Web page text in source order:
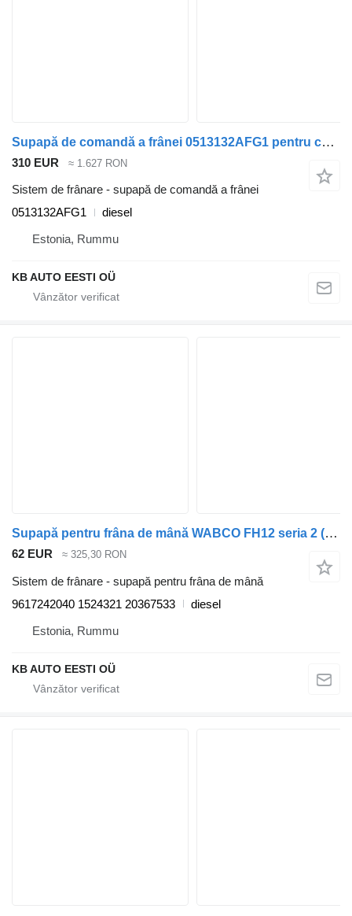
Supapă de comandă a frânei 0513132AFG1 pentru cap tractor Volvo FH12, FH16, NH12, FH, VNL780 (1993-2014)
310 EUR ≈ 1.627 RON
Sistem de frânare - supapă de comandă a frânei
0513132AFG1
diesel
Estonia, Rummu
KB AUTO EESTI OÜ
Supapă pentru frâna de mână WABCO FH12 seria 2 (01.02-) 9617242040 pentru cap tractor Volvo FH12, FH16, NH12, FH, VNL780 (1993-2014)
62 EUR ≈ 325,30 RON
Sistem de frânare - supapă pentru frâna de mână
9617242040 1524321 20367533
diesel
Estonia, Rummu
KB AUTO EESTI OÜ